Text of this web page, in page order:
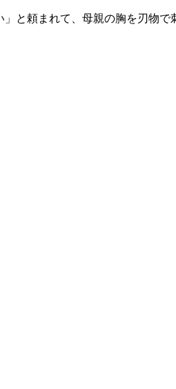
と頼まれて、母親の胸を刃物